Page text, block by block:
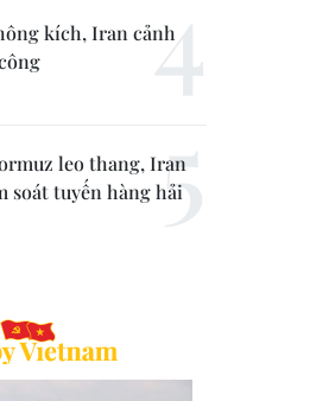
kích, Iran cảnh
leo thang, Iran
soát tuyến hàng hải